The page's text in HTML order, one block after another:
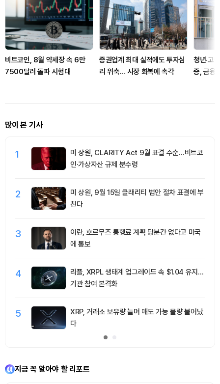
비트코인, 8월 약세장 속 6만
7500달러 돌파 시험대
증권업계 최대 실적에도 투자심
리 위축… 시장 회복에 촉각
청년·고
증, 금융
많이 본 기사
1
미 상원, CLARITY Act 9월 표결 수순…비트코
인·가상자산 규제 분수령
2
미 상원, 9월 15일 클래리티 법안 절차 표결에 부
친다
3
이란, 호르무즈 통행료 계획 당분간 없다고 미국
에 통보
4
리플, XRPL 생태계 업그레이드 속 $1.04 유지…
기관 참여 본격화
5
XRP, 거래소 보유량 늘며 매도 가능 물량 불어났
다
지금 꼭 알아야 할 리포트